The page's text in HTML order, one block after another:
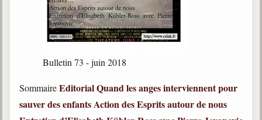
Bulletin 73 - juin 2018
SommaireEditorialQuand les anges interviennent pour
sauver des enfantsAction des Esprits autour de nous